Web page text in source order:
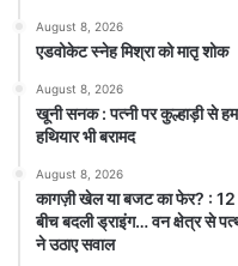
August 8, 2026
एडवोकेट स्नेह मिश्रा को मातृ शोक
August 8, 2026
खूनी सनक : पत्नी पर कुल्हाड़ी से
हथियार भी बरामद
August 8, 2026
कागज़ी खेल या बजट का फेर? : 12
बीच बदली ड्राइंग… वन क्षेत्र से
ने उठाए सवाल